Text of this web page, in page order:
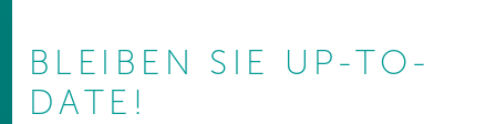
BLEIBEN SIE UP-TO-
DATE!